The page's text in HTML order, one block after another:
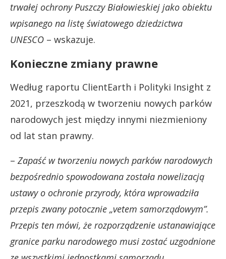
trwałej ochrony Puszczy Białowieskiej jako obiektu
wpisanego na listę światowego dziedzictwa
UNESCO – wskazuje.
Konieczne zmiany prawne
Według raportu ClientEarth i Polityki Insight z
2021, przeszkodą w tworzeniu nowych parków
narodowych jest między innymi niezmieniony
od lat stan prawny.
– Zapaść w tworzeniu nowych parków narodowych
bezpośrednio spowodowana została nowelizacją
ustawy o ochronie przyrody, która wprowadziła
przepis zwany potocznie „vetem samorządowym”.
Przepis ten mówi, że rozporządzenie ustanawiające
granice parku narodowego musi zostać uzgodnione